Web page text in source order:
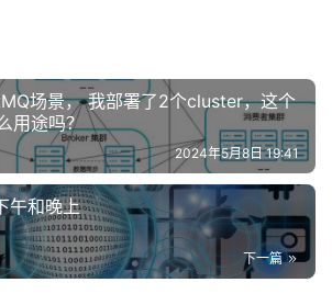
场景， 我部署了2个cluster，这个
用途吗？
2024年5月8日 19:41
午和晚上
下一篇